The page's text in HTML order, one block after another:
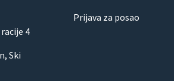
4
Ski
Prijava za posao